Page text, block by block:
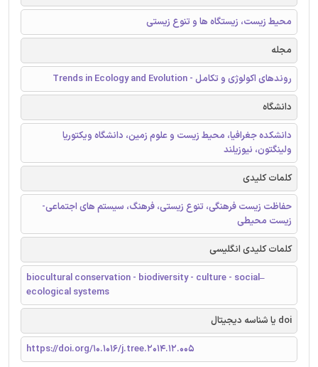
محیط زیست، زیستگاه ها و تنوع زیستی
مجله
روندهای اکولوژی و تکامل - Trends in Ecology and Evolution
دانشگاه
دانشکده جغرافیا، محیط زیست و علوم زمین، دانشگاه ویکتوریا
ولینگتون، نیوزیلند
کلمات کلیدی
حفاظت زیست فرهنگی، تنوع زیستی، فرهنگ، سیستم های اجتماعی-
زیست محیطی
کلمات کلیدی انگلیسی
biocultural conservation - biodiversity - culture - social–
ecological systems
doi یا شناسه دیجیتال
https://doi.org/10.1016/j.tree.2014.12.005